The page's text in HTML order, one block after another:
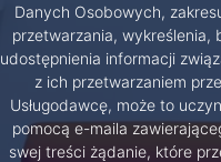
Danych Osobowych,
przetwarzania, wykreślenia,
udostępnienia informacji
z ich przetwarzaniem
Usługodawcę, może to
pomocą e-maila
swej treści żądanie, które